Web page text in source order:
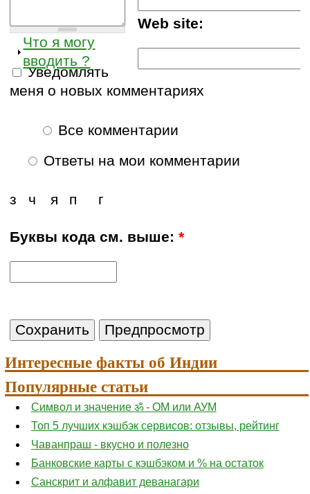
Web site:
Что я могу
вводить ?
Уведомлять
меня о новых комментариях
Все комментарии
Ответы на мои комментарии
г
з я
ч п
Буквы кода см. выше:*
Интересные факты об Индии
Популярные статьи
Символ и значение ॐ - ОМ или АУМ
Топ 5 лучших кэшбэк сервисов: отзывы, рейтинг
Чаванпраш - вкусно и полезно
Банковские карты с кэшбэком и % на остаток
Санскрит и алфавит деванагари